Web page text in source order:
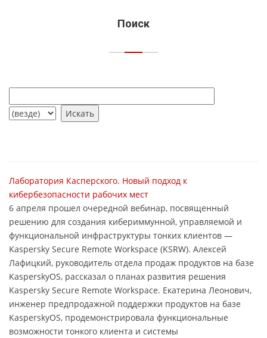
Поиск
Лаборатория Касперского. Новый подход к
кибербезопасности рабочих мест
6 апреля прошел очередной вебинар, посвященный
решению для создания кибериммунной, управляемой и
функциональной инфраструктуры тонких клиентов —
Kaspersky Secure Remote Workspace (KSRW). Алексей
Лафицкий, руководитель отдела продаж продуктов на базе
KasperskyOS, рассказал о планах развития решения
Kaspersky Secure Remote Workspace. Екатерина Леонович,
инженер предпродажной поддержки продуктов на базе
KasperskyOS, продемонстрировала функциональные
возможности тонкого клиента и системы